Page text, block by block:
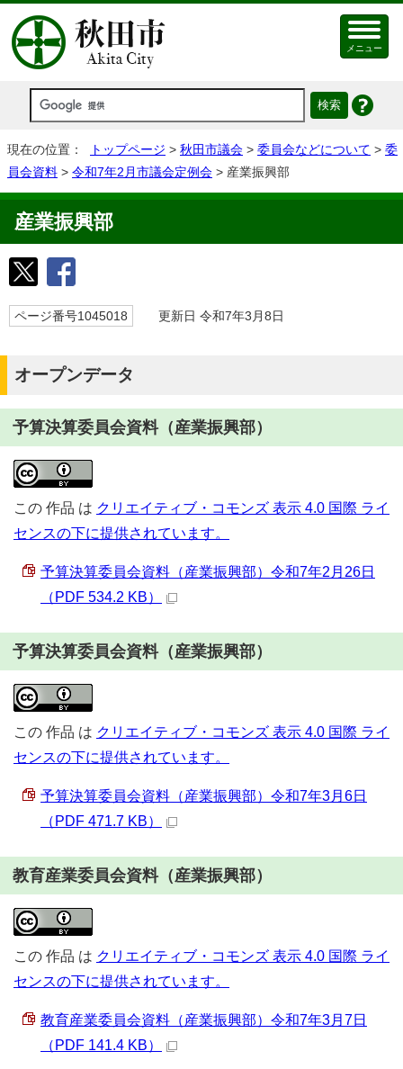
メニュー
現在の位置： トップページ > 秋田市議会 > 委員会などについて > 委
員会資料 > 令和7年2月市議会定例会 > 産業振興部
産業振興部
ページ番号1045018 更新日 令和7年3月8日
オープンデータ
予算決算委員会資料（産業振興部）
この 作品 は クリエイティブ・コモンズ 表示 4.0 国際 ライ
センスの下に提供されています。
予算決算委員会資料（産業振興部）令和7年2月26日
（PDF 534.2 KB）
予算決算委員会資料（産業振興部）
この 作品 は クリエイティブ・コモンズ 表示 4.0 国際 ライ
センスの下に提供されています。
予算決算委員会資料（産業振興部）令和7年3月6日
（PDF 471.7 KB）
教育産業委員会資料（産業振興部）
この 作品 は クリエイティブ・コモンズ 表示 4.0 国際 ライ
センスの下に提供されています。
教育産業委員会資料（産業振興部）令和7年3月7日
（PDF 141.4 KB）